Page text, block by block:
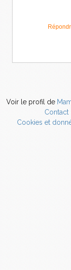
Voir le profil de
Contact
Cookies et